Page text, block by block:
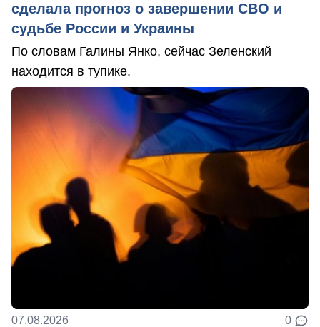
сделала прогноз о завершении СВО и
судьбе России и Украины
По словам Галины Янко, сейчас Зеленский
находится в тупике.
07.08.2026 0